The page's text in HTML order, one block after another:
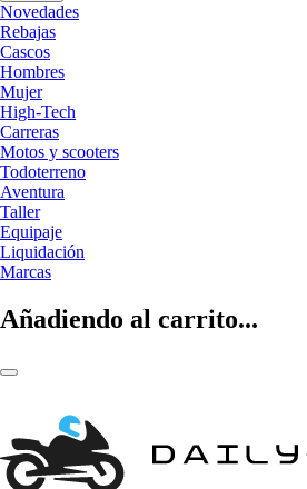
Novedades
Rebajas
Cascos
Hombres
Mujer
High-Tech
Carreras
Motos y scooters
Todoterreno
Aventura
Taller
Equipaje
Liquidación
Marcas
Añadiendo al carrito...